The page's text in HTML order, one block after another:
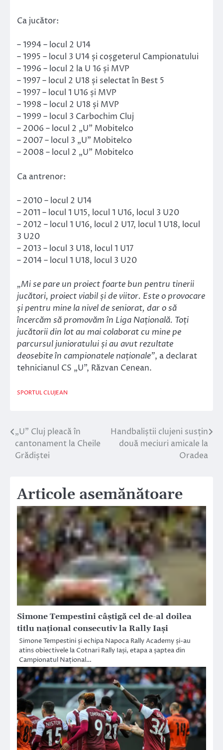
Ca jucător:
– 1994 – locul 2 U14
– 1995 – locul 3 U14 și coșgeterul Campionatului
– 1996 – locul 2 la U 16 și MVP
– 1997 – locul 2 U18 și selectat în Best 5
– 1997 – locul 1 U16 și MVP
– 1998 – locul 2 U18 și MVP
– 1999 – locul 3 Carbochim Cluj
– 2006 – locul 2 „U” Mobitelco
– 2007 – locul 3 „U” Mobitelco
– 2008 – locul 2 „U” Mobitelco
Ca antrenor:
– 2010 – locul 2 U14
– 2011 – locul 1 U15, locul 1 U16, locul 3 U20
– 2012 – locul 1 U16, locul 2 U17, locul 1 U18, locul
3 U20
– 2013 – locul 3 U18, locul 1 U17
– 2014 – locul 1 U18, locul 3 U20
„Mi se pare un proiect foarte bun pentru tinerii
jucători, proiect viabil și de viitor. Este o provocare
și pentru mine la nivel de seniorat, dar o să
încercăm să promovăm în Liga Națională. Toți
jucătorii din lot au mai colaborat cu mine pe
parcursul junioratului și au avut rezultate
deosebite în campionatele naționale”, a declarat
tehnicianul CS „U”, Răzvan Cenean.
SPORTUL CLUJEAN
Navigare
în
„U” Cluj pleacă în
cantonament la Cheile
Grădiștei
Handbaliștii clujeni susțin
două meciuri amicale la
Oradea
Articole asemănătoare
Simone Tempestini câștigă cel de-al doilea
titlu național consecutiv la Rally Iași
Simone Tempestini și echipa Napoca Rally Academy și-au
atins obiectivele la Cotnari Rally Iași, etapa a șaptea din
Campionatul Național…